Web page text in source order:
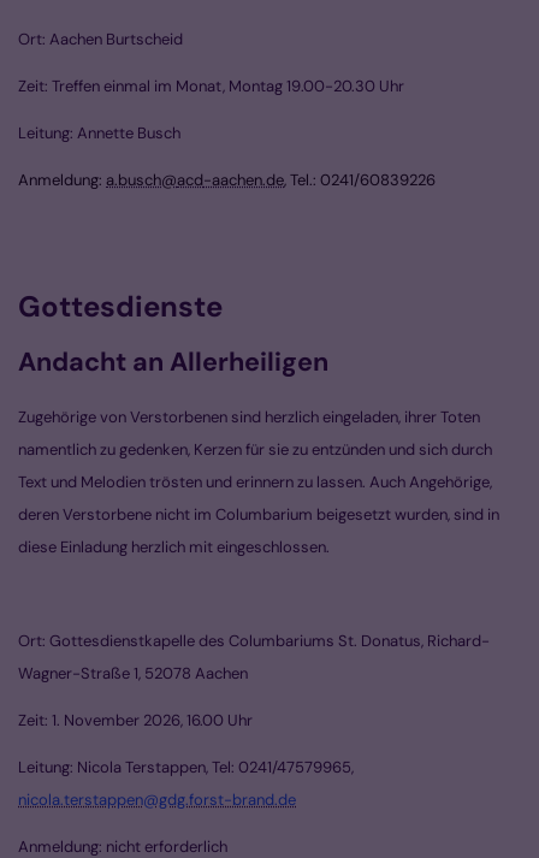
Ort: Aachen Burtscheid
Zeit: Treffen einmal im Monat, Montag 19.00-20.30 Uhr
Leitung: Annette Busch
Anmeldung: a.busch@acd-aachen.de,Tel.: 0241/60839226
Gottesdienste
Andacht an Allerheiligen
Zugehörige von Verstorbenen sind herzlich eingeladen, ihrer Toten
namentlich zu gedenken, Kerzen für sie zu entzünden und sich durch
Text und Melodien trösten und erinnern zu lassen. Auch Angehörige,
deren Verstorbene nicht im Columbarium beigesetzt wurden, sind in
diese Einladung herzlich mit eingeschlossen.
Ort: Gottesdienstkapelle des Columbariums St. Donatus, Richard-
Wagner-Straße 1, 52078 Aachen
Zeit: 1. November 2026, 16.00 Uhr
Leitung: Nicola Terstappen, Tel: 0241/47579965,
nicola.terstappen@gdg.forst-brand.de
Anmeldung: nicht erforderlich